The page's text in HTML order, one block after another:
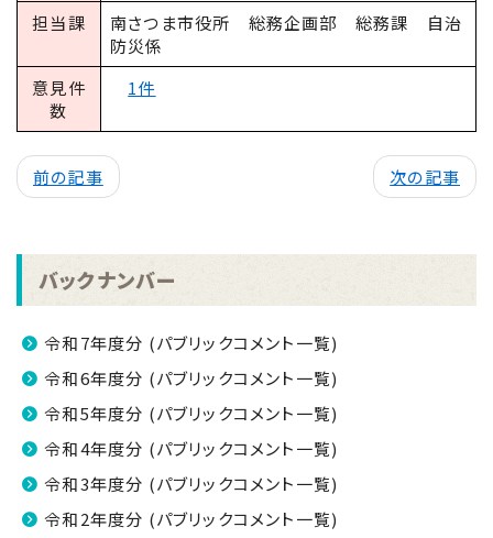
担当課
南さつま市役所 総務企画部 総務課 自治
防災係
意見件
数
1件
前の記事 次の記事
バックナンバー
令和7年度分 (パブリックコメント一覧)
令和6年度分 (パブリックコメント一覧)
令和5年度分 (パブリックコメント一覧)
令和4年度分 (パブリックコメント一覧)
令和3年度分 (パブリックコメント一覧)
令和2年度分 (パブリックコメント一覧)